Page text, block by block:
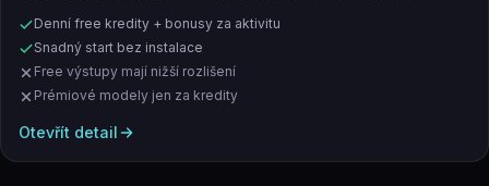
Denní free kredity + bonusy za aktivitu
Snadný start bez instalace
Free výstupy mají nižší rozlišení
Prémiové modely jen za kredity
Otevřít detail